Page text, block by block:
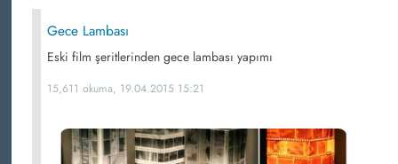
Gece Lambası
Eski film şeritlerinden gece lambası yapımı
15,611 okuma, 19.04.2015 15:21